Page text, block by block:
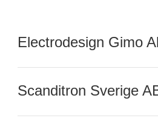
Electrodesign Gimo
Scanditron Sverige